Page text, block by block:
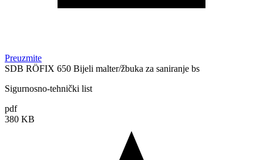
Preuzmite
SDB RÖFIX 650 Bijeli malter/žbuka za saniranje bs
Sigurnosno-tehnički list
pdf
380 KB